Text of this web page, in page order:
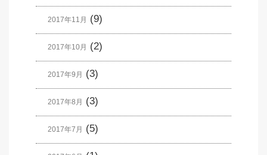
2017年11月 (9)
2017年10月 (2)
2017年9月 (3)
2017年8月 (3)
2017年7月 (5)